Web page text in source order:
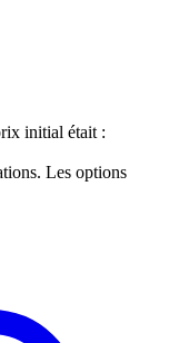
initial était :
Les options